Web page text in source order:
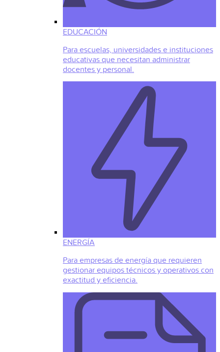
EDUCACIÓN
Para escuelas, universidades e instituciones
educativas que necesitan administrar
docentes y personal.
ENERGÍA
Para empresas de energía que requieren
gestionar equipos técnicos y operativos con
exactitud y eficiencia.